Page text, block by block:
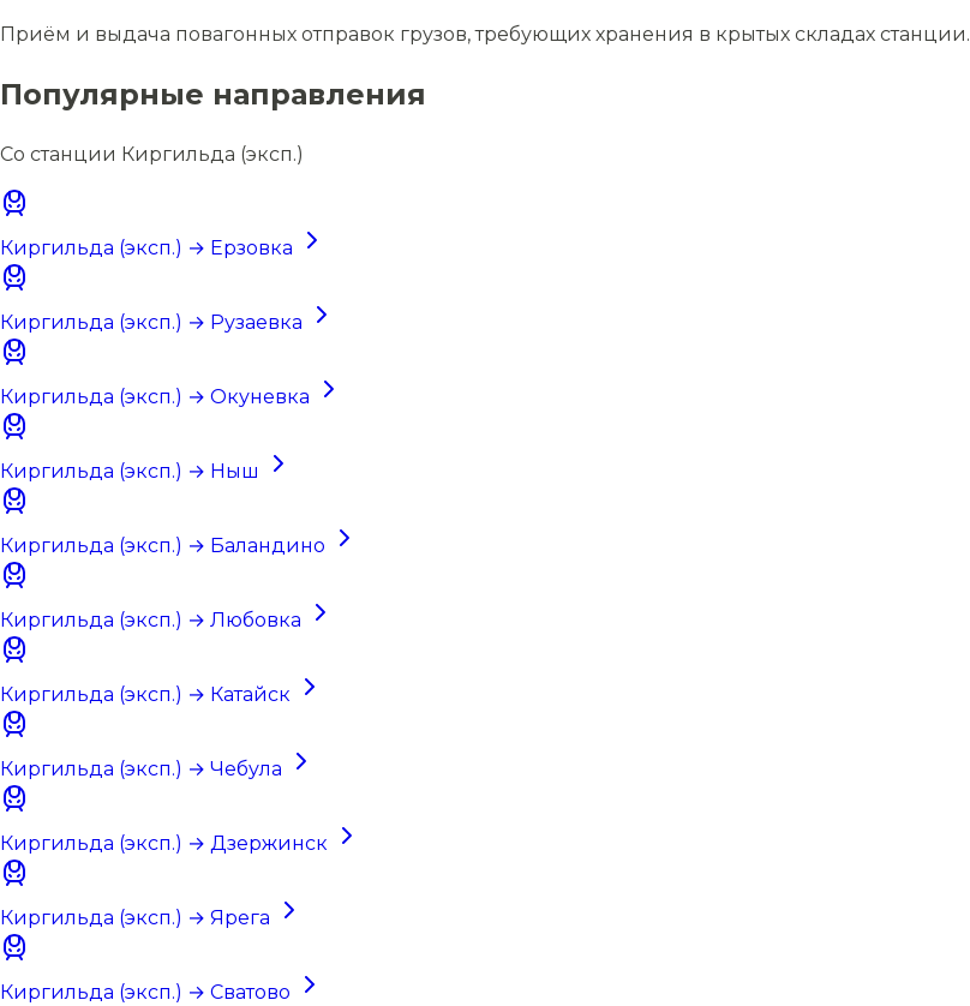
Приём и выдача повагонных отправок грузов, требующих хранения в крытых складах станции.
Популярные направления
Со станции Киргильда (эксп.)
Киргильда (эксп.) → Ерзовка
Киргильда (эксп.) → Рузаевка
Киргильда (эксп.) → Окуневка
Киргильда (эксп.) → Ныш
Киргильда (эксп.) → Баландино
Киргильда (эксп.) → Любовка
Киргильда (эксп.) → Катайск
Киргильда (эксп.) → Чебула
Киргильда (эксп.) → Дзержинск
Киргильда (эксп.) → Ярега
Киргильда (эксп.) → Сватово